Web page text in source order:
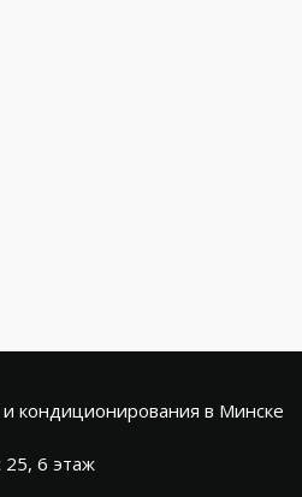
кондиционирования в Минске
25, 6 этаж